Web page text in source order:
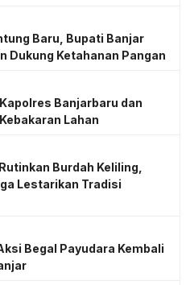
Baru, Bupati Banjar
Dukung Ketahanan Pangan
Banjarbaru dan
Lahan
Burdah Keliling,
Lestarikan Tradisi
Begal Payudara Kembali